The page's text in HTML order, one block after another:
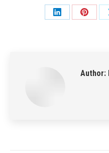
Share
Share
Author: